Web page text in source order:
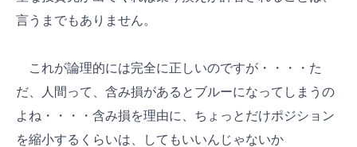
言うまでもありません。
これが論理的には完全に正しいのですが・・・・た
だ、人間って、含み損があるとブルーになってしまうの
よね・・・・含み損を理由に、ちょっとだけポジション
を縮小するくらいは、してもいいんじゃないか